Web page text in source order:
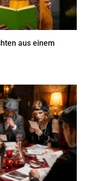
aus einem